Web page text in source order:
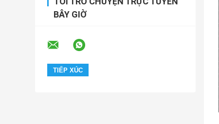
BÂY GIỜ